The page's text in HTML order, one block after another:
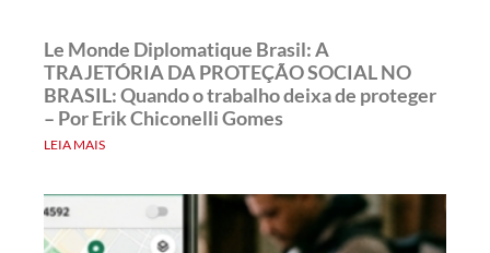
Le Monde Diplomatique Brasil: A
TRAJETÓRIA DA PROTEÇÃO SOCIAL NO
BRASIL: Quando o trabalho deixa de proteger
– Por Erik Chiconelli Gomes
LEIA MAIS